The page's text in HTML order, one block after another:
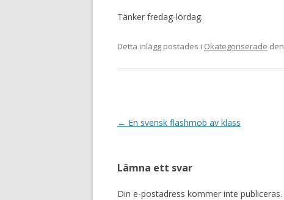
Tänker fredag-lördag.
Detta inlägg postades i Okategoriserade den
Inläggsnavigering
← En svensk flashmob av klass
Lämna ett svar
Din e-postadress kommer inte publiceras.